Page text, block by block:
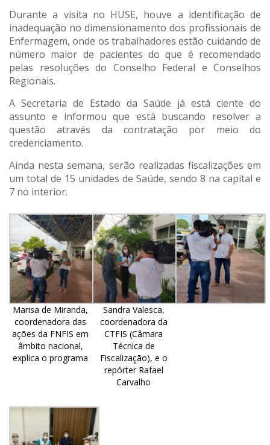
Durante a visita no HUSE, houve a identificação de
inadequação no dimensionamento dos profissionais de
Enfermagem, onde os trabalhadores estão cuidando de
número maior de pacientes do que é recomendado
pelas resoluções do Conselho Federal e Conselhos
Regionais.
A Secretaria de Estado da Saúde já está ciente do
assunto e informou que está buscando resolver a
questão através da contratação por meio do
credenciamento.
Ainda nesta semana, serão realizadas fiscalizações em
um total de 15 unidades de Saúde, sendo 8 na capital e
7 no interior.
Marisa de Miranda,
coordenadora das
ações da FNFIS em
âmbito nacional,
explica o programa
Sandra Valesca,
coordenadora da
CTFIS (Câmara
Técnica de
Fiscalização), e o
repórter Rafael
Carvalho